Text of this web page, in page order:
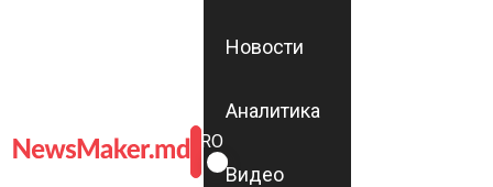
ROMÂNĂ
RU
Новости
Аналитика
Видео